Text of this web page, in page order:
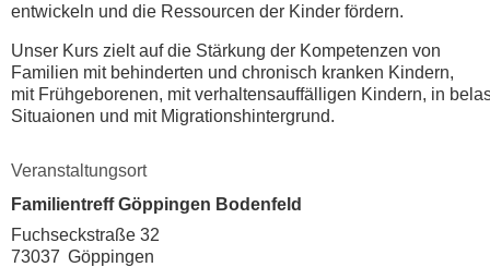
entwickeln und die Ressourcen der Kinder fördern.
Unser Kurs zielt auf die Stärkung der Kompetenzen von
Familien mit behinderten und chronisch kranken Kindern,
mit Frühgeborenen, mit verhaltensauffälligen Kindern, in
Situaionen und mit Migrationshintergrund.
Veranstaltungsort
Familientreff Göppingen Bodenfeld
Fuchseckstraße 32
73037 Göppingen